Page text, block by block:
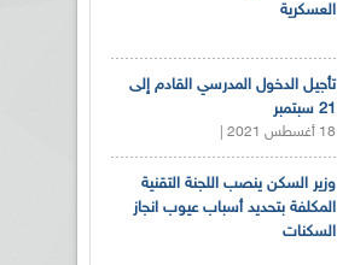
العسكرية
تأجيل الدخول المدرسي القادم إلى
21 سبتمبر
18 أغسطس 2021 |
وزير السكن ينصب اللجنة التقنية
المكلفة بتحديد أسباب عيوب انجاز
السكنات